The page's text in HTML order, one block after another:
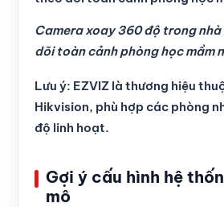
Camera xoay 360 độ trong nhà
dõi toàn cảnh phòng học mầm
Lưu ý: EZVIZ là thương hiệu
Hikvision, phù hợp các phòng
độ linh hoạt.
Gợi ý cấu hình hệ
mô